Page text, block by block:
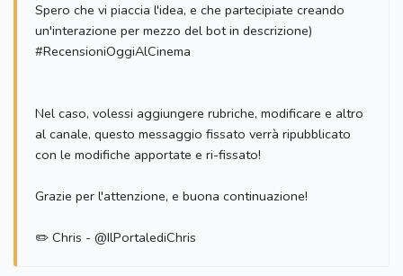
Spero che vi piaccia l'idea, e che partecipiate creando
un'interazione per mezzo del bot in descrizione)
#RecensioniOggiAlCinema
Nel caso, volessi aggiungere rubriche, modificare e altro
al canale, questo messaggio fissato verrà ripubblicato
con le modifiche apportate e ri-fissato!
Grazie per l'attenzione, e buona continuazione!
✏️ Chris - @IlPortalediChris